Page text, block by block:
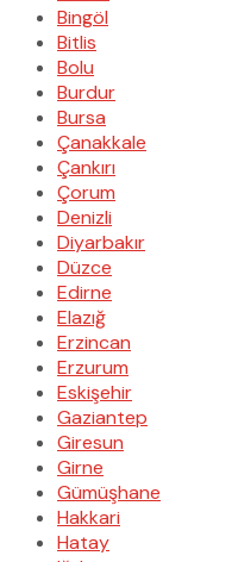
Bingöl
Bitlis
Bolu
Burdur
Bursa
Çanakkale
Çankırı
Çorum
Denizli
Diyarbakır
Düzce
Edirne
Elazığ
Erzincan
Erzurum
Eskişehir
Gaziantep
Giresun
Girne
Gümüşhane
Hakkari
Hatay